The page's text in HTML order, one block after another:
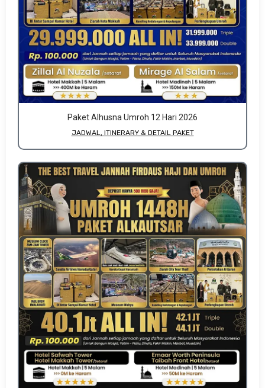
Paket Alhusna Umroh 12 Hari 2026
JADWAL, ITINERARY & DETAIL PAKET